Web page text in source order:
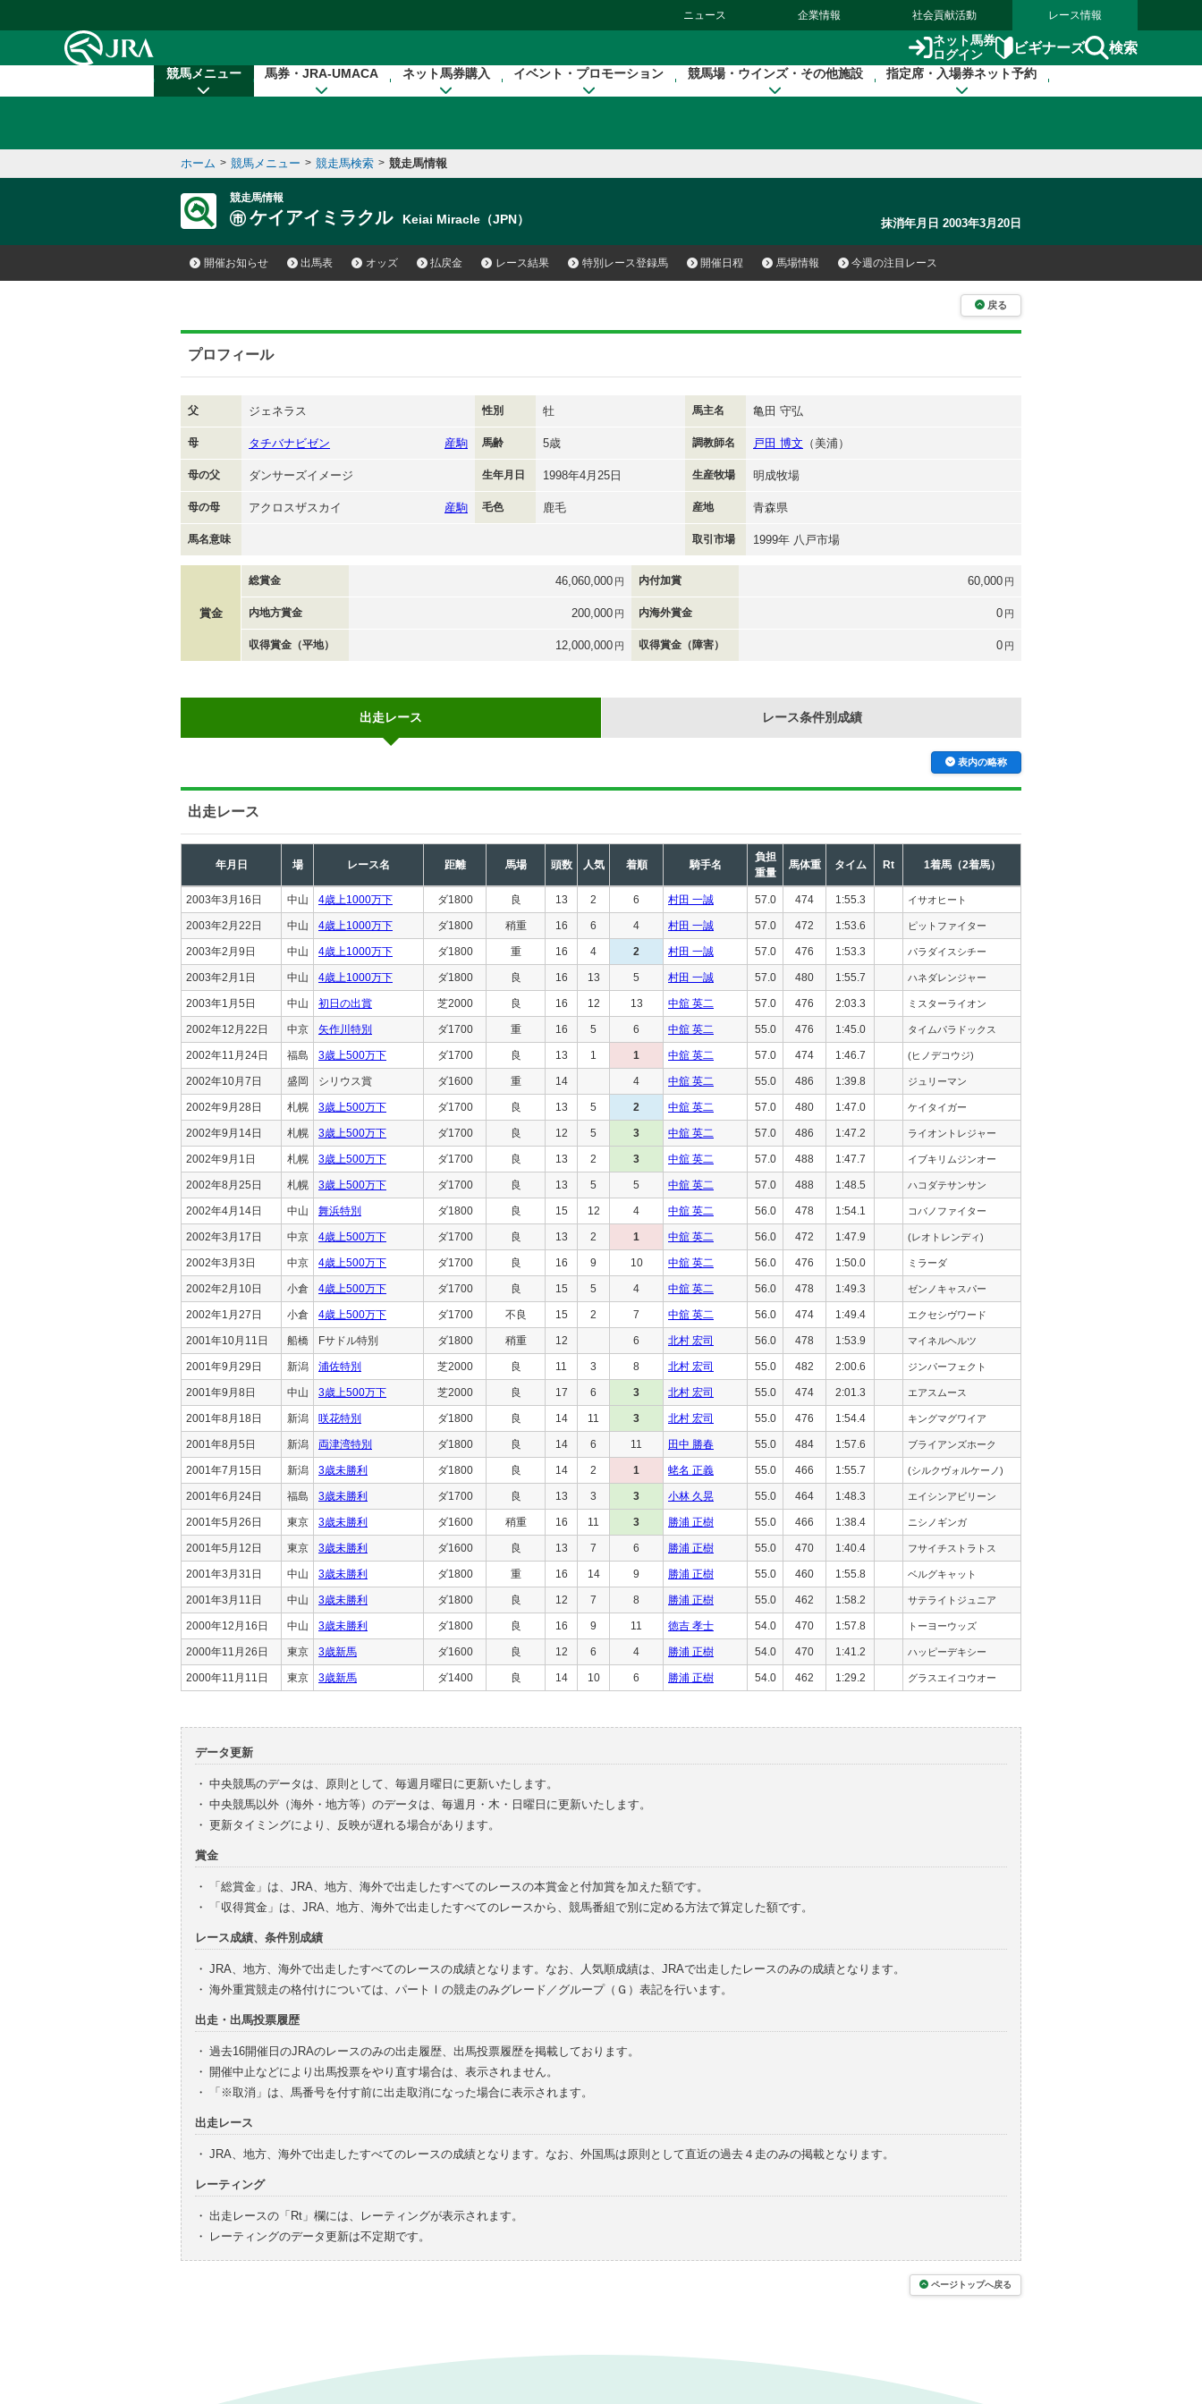
ニュース 企業情報 社会貢献活動 レース情報
ネット馬券
ログイン
ビギナーズ 検索
競馬メニュー 馬券・JRA-UMACA ネット馬券購入 イベント・プロモーション 競馬場・ウインズ・その他施設 指定席・入場券ネット予約
ホーム > 競馬メニュー > 競走馬検索 > 競走馬情報
競走馬情報
ケイアイミラクル Keiai Miracle（JPN） 抹消年月日 2003年3月20日
開催お知らせ 出馬表 オッズ 払戻金 レース結果 特別レース登録馬 開催日程 馬場情報 今週の注目レース
戻る
プロフィール
父 ジェネラス 性別 牡 馬主名 亀田 守弘
母 タチバナビゼン 産駒 馬齢 5歳 調教師名 戸田 博文 （美浦）
母の父 ダンサーズイメージ 生年月日 1998年4月25日 生産牧場 明成牧場
母の母 アクロスザスカイ 産駒 毛色 鹿毛 産地 青森県
馬名意味 取引市場 1999年 八戸市場
賞金
総賞金 46,060,000 円 内付加賞 60,000 円
内地方賞金 200,000 円 内海外賞金 0 円
収得賞金（平地） 12,000,000 円 収得賞金（障害） 0 円
出走レース レース条件別成績
表内の略称
出走レース
年月日 場 レース名 距離 馬場 頭数 人気 着順 騎手名
負担
重量
馬体重 タイム Rt 1着馬（2着馬）
2003年3月16日 中山 4歳上1000万下 ダ1800 良 13 2 6 村田 一誠 57.0 474 1:55.3 イサオヒート
2003年2月22日 中山 4歳上1000万下 ダ1800 稍重 16 6 4 村田 一誠 57.0 472 1:53.6 ピットファイター
2003年2月9日 中山 4歳上1000万下 ダ1800 重 16 4 2 村田 一誠 57.0 476 1:53.3 パラダイスシチー
2003年2月1日 中山 4歳上1000万下 ダ1800 良 16 13 5 村田 一誠 57.0 480 1:55.7 ハネダレンジャー
2003年1月5日 中山 初日の出賞 芝2000 良 16 12 13 中舘 英二 57.0 476 2:03.3 ミスターライオン
2002年12月22日 中京 矢作川特別 ダ1700 重 16 5 6 中舘 英二 55.0 476 1:45.0 タイムパラドックス
2002年11月24日 福島 3歳上500万下 ダ1700 良 13 1 1 中舘 英二 57.0 474 1:46.7 (ヒノデコウジ)
2002年10月7日 盛岡 シリウス賞 ダ1600 重 14 4 中舘 英二 55.0 486 1:39.8 ジュリーマン
2002年9月28日 札幌 3歳上500万下 ダ1700 良 13 5 2 中舘 英二 57.0 480 1:47.0 ケイタイガー
2002年9月14日 札幌 3歳上500万下 ダ1700 良 12 5 3 中舘 英二 57.0 486 1:47.2 ライオントレジャー
2002年9月1日 札幌 3歳上500万下 ダ1700 良 13 2 3 中舘 英二 57.0 488 1:47.7 イブキリムジンオー
2002年8月25日 札幌 3歳上500万下 ダ1700 良 13 5 5 中舘 英二 57.0 488 1:48.5 ハコダテサンサン
2002年4月14日 中山 舞浜特別 ダ1800 良 15 12 4 中舘 英二 56.0 478 1:54.1 コバノファイター
2002年3月17日 中京 4歳上500万下 ダ1700 良 13 2 1 中舘 英二 56.0 472 1:47.9 (レオトレンディ)
2002年3月3日 中京 4歳上500万下 ダ1700 良 16 9 10 中舘 英二 56.0 476 1:50.0 ミラーダ
2002年2月10日 小倉 4歳上500万下 ダ1700 良 15 5 4 中舘 英二 56.0 478 1:49.3 ゼンノキャスパー
2002年1月27日 小倉 4歳上500万下 ダ1700 不良 15 2 7 中舘 英二 56.0 474 1:49.4 エクセシヴワード
2001年10月11日 船橋 Fサドル特別 ダ1800 稍重 12 6 北村 宏司 56.0 478 1:53.9 マイネルヘルツ
2001年9月29日 新潟 浦佐特別 芝2000 良 11 3 8 北村 宏司 55.0 482 2:00.6 ジンパーフェクト
2001年9月8日 中山 3歳上500万下 芝2000 良 17 6 3 北村 宏司 55.0 474 2:01.3 エアスムース
2001年8月18日 新潟 咲花特別 ダ1800 良 14 11 3 北村 宏司 55.0 476 1:54.4 キングマグワイア
2001年8月5日 新潟 両津湾特別 ダ1800 良 14 6 11 田中 勝春 55.0 484 1:57.6 ブライアンズホーク
2001年7月15日 新潟 3歳未勝利 ダ1800 良 14 2 1 蛯名 正義 55.0 466 1:55.7 (シルクヴォルケーノ)
2001年6月24日 福島 3歳未勝利 ダ1700 良 13 3 3 小林 久晃 55.0 464 1:48.3 エイシンアビリーン
2001年5月26日 東京 3歳未勝利 ダ1600 稍重 16 11 3 勝浦 正樹 55.0 466 1:38.4 ニシノギンガ
2001年5月12日 東京 3歳未勝利 ダ1600 良 13 7 6 勝浦 正樹 55.0 470 1:40.4 フサイチストラトス
2001年3月31日 中山 3歳未勝利 ダ1800 重 16 14 9 勝浦 正樹 55.0 460 1:55.8 ベルグキャット
2001年3月11日 中山 3歳未勝利 ダ1800 良 12 7 8 勝浦 正樹 55.0 462 1:58.2 サテライトジュニア
2000年12月16日 中山 3歳未勝利 ダ1800 良 16 9 11 徳吉 孝士 54.0 470 1:57.8 トーヨーウッズ
2000年11月26日 東京 3歳新馬 ダ1600 良 12 6 4 勝浦 正樹 54.0 470 1:41.2 ハッピーデキシー
2000年11月11日 東京 3歳新馬 ダ1400 良 14 10 6 勝浦 正樹 54.0 462 1:29.2 グラスエイコウオー
データ更新
・ 中央競馬のデータは、原則として、毎週月曜日に更新いたします。
・ 中央競馬以外（海外・地方等）のデータは、毎週月・木・日曜日に更新いたします。
・ 更新タイミングにより、反映が遅れる場合があります。
賞金
・
「総賞金」は、JRA、地方、海外で出走したすべてのレースの本賞金と付加賞を加えた額です。
・
「収得賞金」は、JRA、地方、海外で出走したすべてのレースから、競馬番組で別に定める方法で算定した額です。
レース成績、条件別成績
・ JRA、地方、海外で出走したすべてのレースの成績となります。なお、人気順成績は、JRAで出走したレースのみの成績となります。
・ 海外重賞競走の格付けについては、パートⅠの競走のみグレード／グループ（Ｇ）表記を行います。
出走・出馬投票履歴
・ 過去16開催日のJRAのレースのみの出走履歴、出馬投票履歴を掲載しております。
・ 開催中止などにより出馬投票をやり直す場合は、表示されません。
・
「※取消」は、馬番号を付す前に出走取消になった場合に表示されます。
出走レース
・ JRA、地方、海外で出走したすべてのレースの成績となります。なお、外国馬は原則として直近の過去４走のみの掲載となります。
レーティング
・ 出走レースの「Rt」欄には、レーティングが表示されます。
・
レーティングのデータ更新は不定期です。
ページトップへ戻る